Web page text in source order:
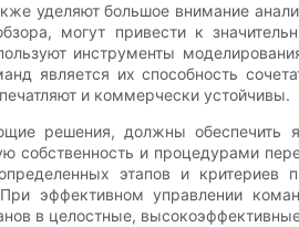
уделяют большое внимание
могут привести к
инструменты
является их способность
и коммерчески устойчивы.
решения, должны обеспечить
собственность и процедурами
этапов и критериев
При эффективном управлении
в целостные,